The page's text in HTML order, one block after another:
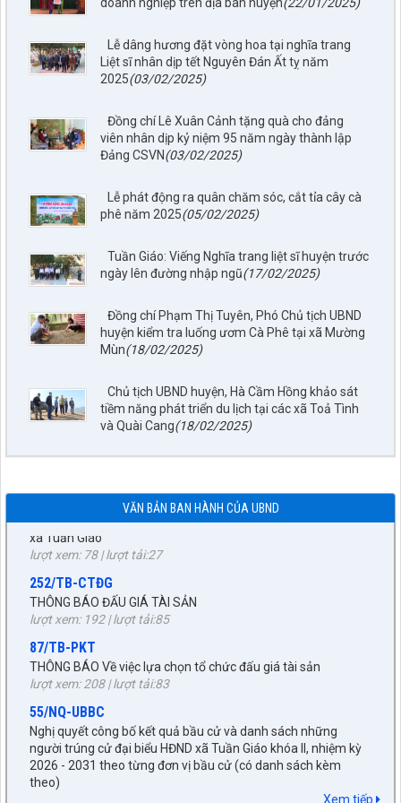
Lễ dâng hương đặt vòng hoa tại nghĩa trang
Liệt sĩ nhân dịp tết Nguyên Đán Ất tỵ năm
2025(03/02/2025)
Đồng chí Lê Xuân Cảnh tặng quà cho đảng
viên nhân dịp kỷ niệm 95 năm ngày thành lập
Đảng CSVN(03/02/2025)
Lễ phát động ra quân chăm sóc, cắt tỉa cây cà
phê năm 2025(05/02/2025)
Tuần Giáo: Viếng Nghĩa trang liệt sĩ huyện trước
ngày lên đường nhập ngũ(17/02/2025)
Đồng chí Phạm Thị Tuyên, Phó Chủ tịch UBND
huyện kiểm tra luống ươm Cà Phê tại xã Mường
Mùn(18/02/2025)
Chủ tịch UBND huyện, Hà Cầm Hồng khảo sát
tiềm năng phát triển du lịch tại các xã Toả Tình
và Quài Cang(18/02/2025)
VĂN BẢN BAN HÀNH CỦA UBND
797./TTPTQĐ-KV2
Tuần Giáo công khai dự thảo phương án bồi thường, hỗ trợ
(đợt 6)công trình: Hồ bản phủ thuộc dự án cụm Hồbản Phủ -
Nậm Là tỉnh Điện Biên
lượt xem: 78 | lượt tải:27
252/TB-CTĐG
lượt xem: 192 | lượt tải:85
87/TB-PKT
lượt xem: 208 | lượt tải:83
55/NQ-UBBC
người trúng cử đại biểu HĐND xã Tuần Giáo khóa II, nhiệm kỳ
2026 - 2031 theo từng đơn vị bầu cử (có danh sách kèm
theo)
lượt xem: 382 | lượt tải:175
672/KH-UBND Xem tiếp
27/NQ-HĐND
Về chủ trương sắp xếp đơn vị hành chính cấp xã trên địa bàn
huyện Tuần Giáo, tỉnh Điện Biên (gửi bản kèm Biên Bản kỳ